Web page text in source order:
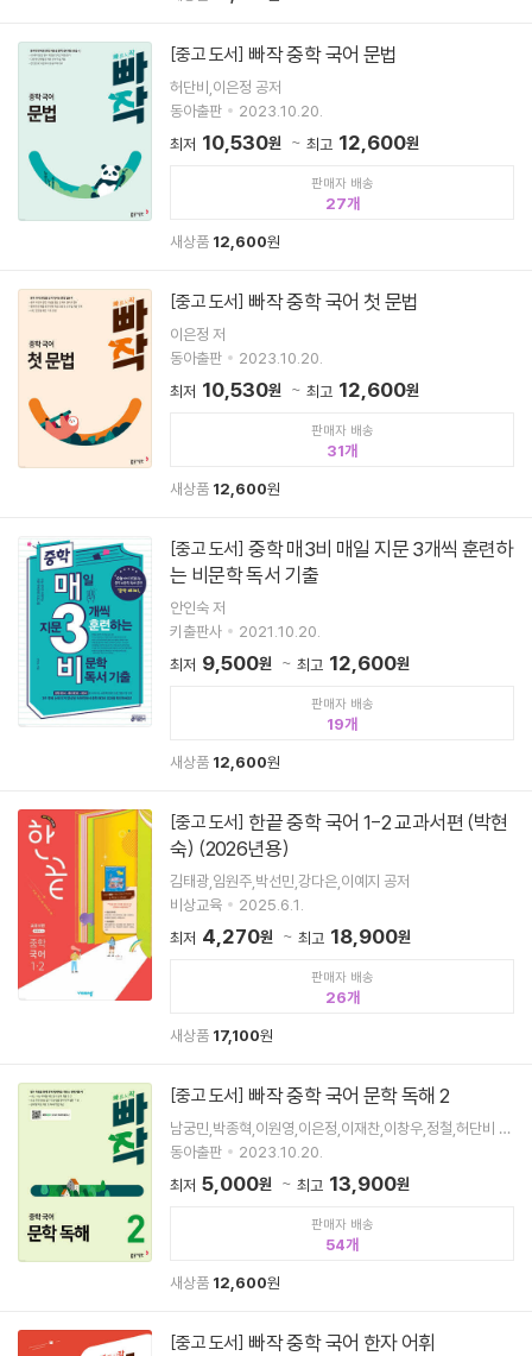
[중고 도서] 빠작 중학 국어 문법
허단비,이은정 공저
동아출판
2023.10.20.
최저 10,530원 최고 12,600원
판매자 배송
27
새상품 12,600원
[중고 도서] 빠작 중학 국어 첫 문법
이은정 저
동아출판
2023.10.20.
최저 10,530원 최고 12,600원
판매자 배송
31
새상품 12,600원
[중고 도서] 중학 매3비 매일 지문 3개씩 훈련하
는 비문학 독서 기출
안인숙 저
키출판사
2021.10.20.
최저 9,500원 최고 12,600원
판매자 배송
19
새상품 12,600원
[중고 도서]
숙) (2026년용)
김태광,임원주,박선민,강다은,이예지 공저
비상교육
2025.6.1.
최저 4,270원 최고 18,900원
판매자 배송
26
새상품 17,100원
[중고 도서] 빠작 중학 국어 문학 독해 2
남궁민,박종혁,이원영,이은정,이재찬,이창우,정철,허단비 공
저
동아출판
2023.10.20.
최저 5,000원 최고 13,900원
판매자 배송
54
새상품 12,600원
[중고 도서] 빠작 중학 국어 한자 어휘